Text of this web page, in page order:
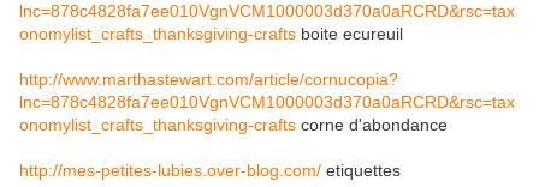
lnc=878c4828fa7ee010VgnVCM1000003d370a0aRCRD&rsc=tax
onomylist_crafts_thanksgiving-crafts boite ecureuil
http://www.marthastewart.com/article/cornucopia?
lnc=878c4828fa7ee010VgnVCM1000003d370a0aRCRD&rsc=tax
onomylist_crafts_thanksgiving-crafts corne d'abondance
http://mes-petites-lubies.over-blog.com/ etiquettes